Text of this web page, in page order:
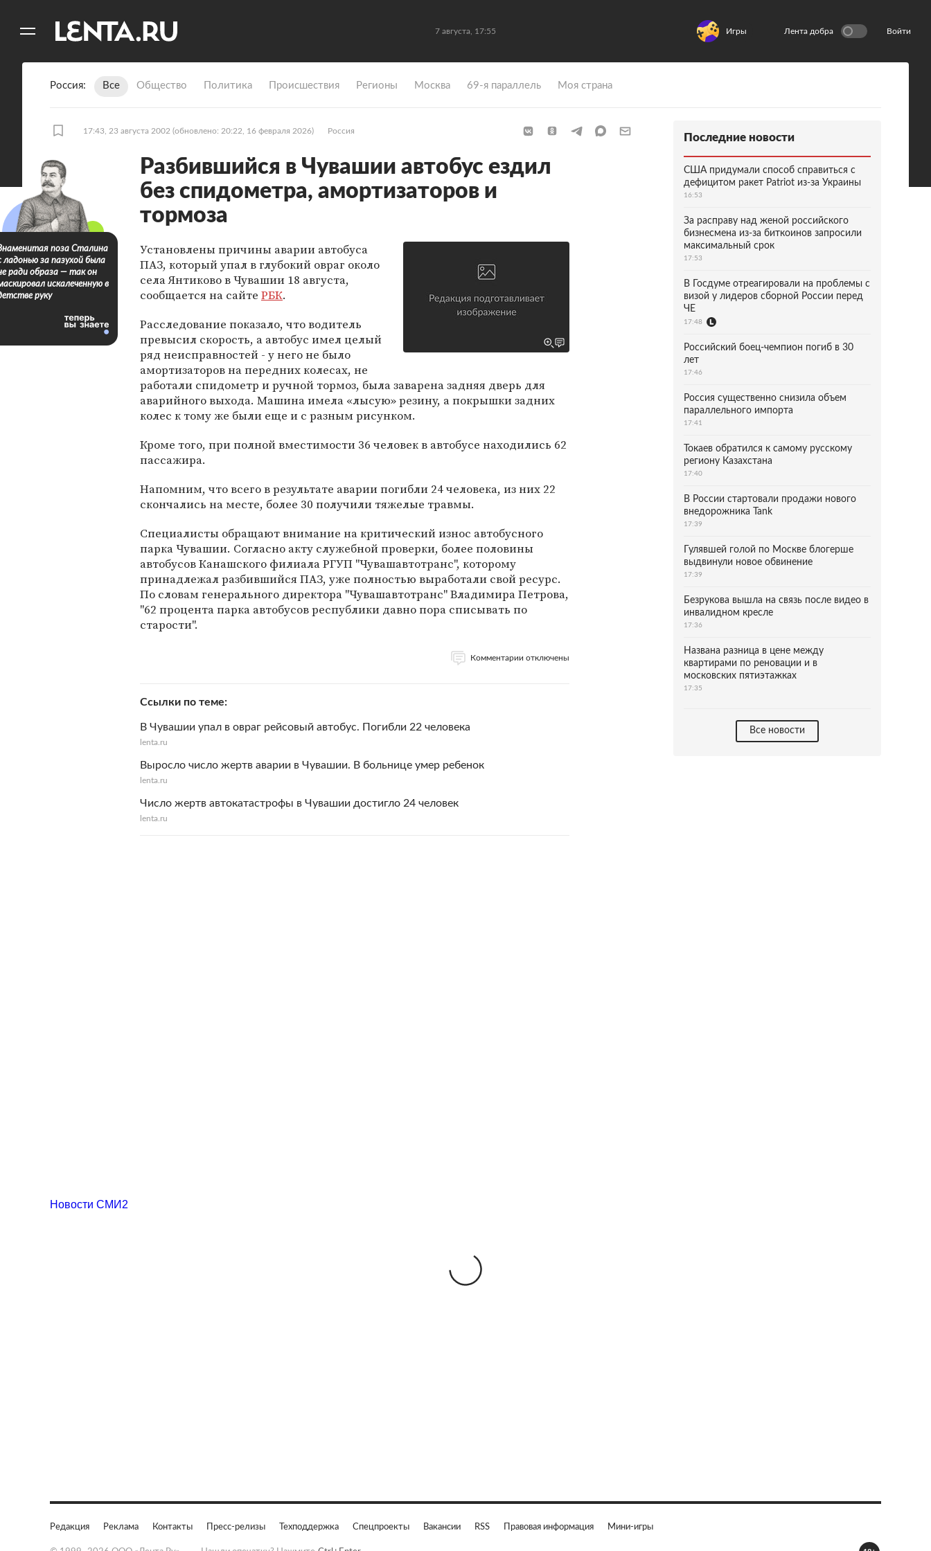
7 августа, 17:55 Игры Лента добра Войти
Россия Все Общество Политика Происшествия Регионы Москва 69-я параллель Моя страна
17:43, 23 августа 2002 (обновлено: 20:22, 16 февраля 2026) Россия
Разбившийся в Чувашии автобус ездил
без спидометра, амортизаторов и
тормоза
Установлены причины аварии автобуса
ПАЗ, который упал в глубокий овраг около
села Янтиково в Чувашии 18 августа,
сообщается на сайте РБК.
Расследование показало, что водитель
превысил скорость, а автобус имел целый
ряд неисправностей - у него не было
амортизаторов на передних колесах, не
работали спидометр и ручной тормоз, была заварена задняя дверь для
аварийного выхода. Машина имела «лысую» резину, а покрышки задних
колес к тому же были еще и с разным рисунком.
Кроме того, при полной вместимости 36 человек в автобусе находились 62
пассажира.
Напомним, что всего в результате аварии погибли 24 человека, из них 22
скончались на месте, более 30 получили тяжелые травмы.
Специалисты обращают внимание на критический износ автобусного
парка Чувашии. Согласно акту служебной проверки, более половины
автобусов Канашского филиала РГУП "Чувашавтотранс", которому
принадлежал разбившийся ПАЗ, уже полностью выработали свой ресурс.
По словам генерального директора "Чувашавтотранс" Владимира Петрова,
"62 процента парка автобусов республики давно пора списывать по
старости".
Комментарии отключены
Ссылки по теме
В Чувашии упал в овраг рейсовый автобус. Погибли 22 человека
lenta.ru
Выросло число жертв аварии в Чувашии. В больнице умер ребенок
lenta.ru
Число жертв автокатастрофы в Чувашии достигло 24 человек
lenta.ru
поза Сталина
ладонью за пазухой была
ради образа — так он
искалеченную в
руку
Последние новости
США придумали способ справиться с
дефицитом ракет Patriot из-за Украины
16:53
За расправу над женой российского
бизнесмена из-за биткоинов запросили
максимальный срок
17:53
В Госдуме отреагировали на проблемы с
визой у лидеров сборной России перед
ЧЕ
17:48
Российский боец-чемпион погиб в 30
лет
17:46
Россия существенно снизила объем
параллельного импорта
17:41
Токаев обратился к самому русскому
региону Казахстана
17:40
В России стартовали продажи нового
внедорожника Tank
17:39
Гулявшей голой по Москве блогерше
выдвинули новое обвинение
17:39
Безрукова вышла на связь после видео в
инвалидном кресле
17:36
Названа разница в цене между
квартирами по реновации и в
московских пятиэтажках
17:35
Все новости
Новости СМИ2
Редакция Реклама Контакты Пресс-релизы Техподдержка Спецпроекты Вакансии RSS Правовая информация Мини-игры